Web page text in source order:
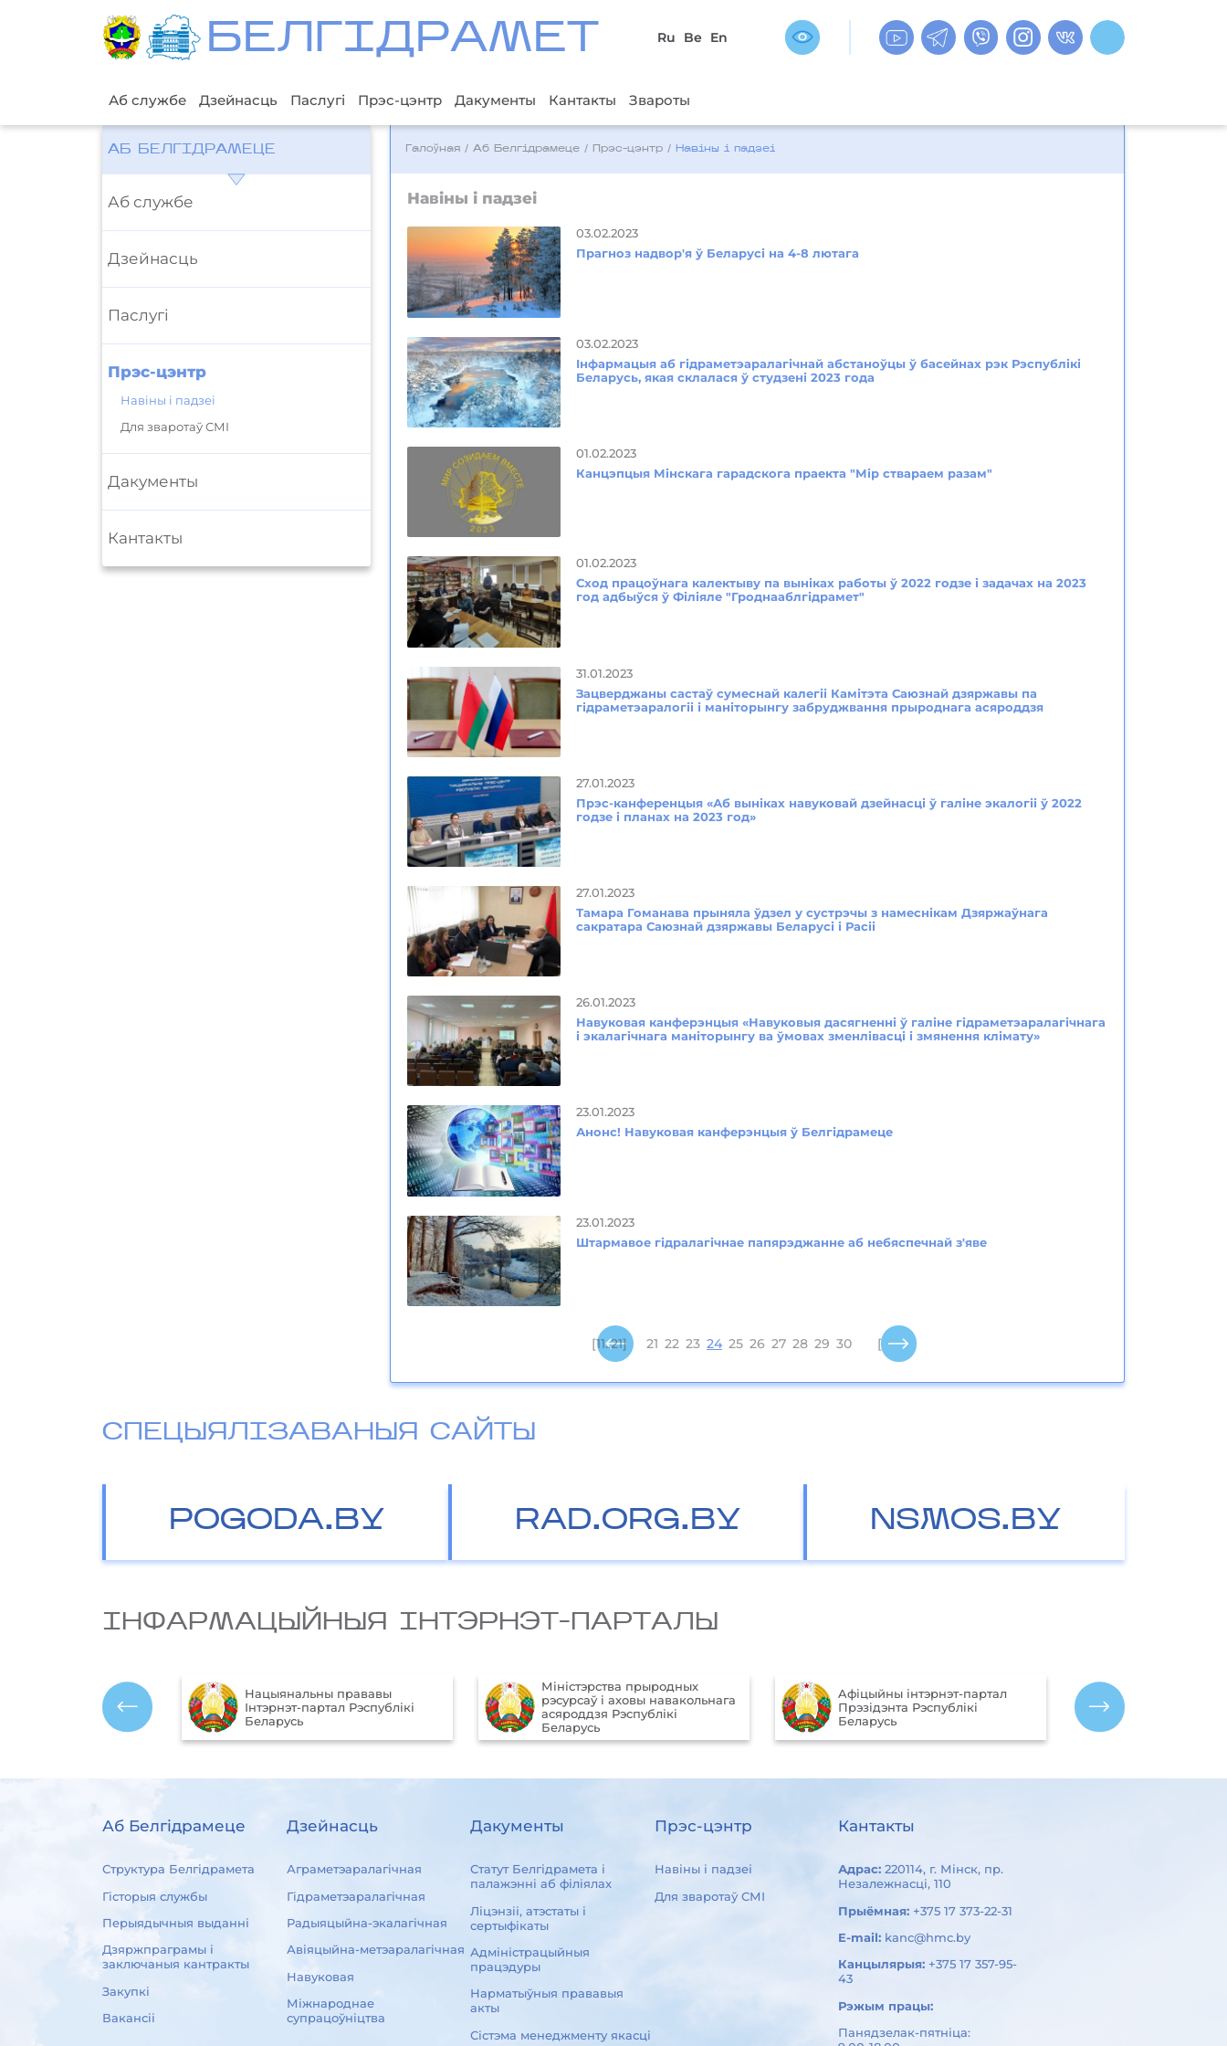
БЕЛГIДРAМЕТ Ru Be En
Аб службе Дзейнасць Паслугі Прэс-цэнтр Дакументы Кантакты Звароты
АБ БЕЛГІДРАМЕЦЕ
Аб службе
Дзейнасць
Паслугі
Прэс-цэнтр
Навіны і падзеі
Для зваротаў СМІ
Дакументы
Кантакты
Галоўная /Аб Белгідрамеце / Прэс-цэнтр / Навіны і падзеі
Навіны і падзеі
03.02.2023
Прагноз надвор'я ў Беларусі на 4-8 лютага
03.02.2023
Інфармацыя аб гідраметэаралагічнай абстаноўцы ў басейнах рэк Рэспублікі
Беларусь, якая склалася ў студзені 2023 года
01.02.2023
Канцэпцыя Мінскага гарадскога праекта "Мір ствараем разам"
01.02.2023
Сход працоўнага калектыву па выніках работы ў 2022 годзе і задачах на 2023
год адбыўся ў Філіяле "Гроднааблгідрамет"
31.01.2023
Зацверджаны састаў сумеснай калегіі Камітэта Саюзнай дзяржавы па
гідраметэаралогіі і маніторынгу забруджвання прыроднага асяроддзя
27.01.2023
Прэс-канференцыя «Аб выніках навуковай дзейнасці ў галіне экалогіі ў 2022
годзе і планах на 2023 год»
27.01.2023
Тамара Гоманава прыняла ўдзел у сустрэчы з намеснікам Дзяржаўнага
сакратара Саюзнай дзяржавы Беларусі і Расіі
26.01.2023
Навуковая канферэнцыя «Навуковыя дасягненні ў галіне гідраметэаралагічнага
і экалагічнага маніторынгу ва ўмовах зменлівасці і змянення клімату»
23.01.2023
Анонс! Навуковая канферэнцыя ў Белгідрамеце
23.01.2023
Штармавое гідралагічнае папярэджанне аб небяспечнай з'яве
[11..21] 21 22 23 24 25 26 27 28 29 30 [31..41]
СПЕЦЫЯЛІЗАВАНЫЯ САЙТЫ
POGODA.BY RAD.ORG.BY NSMOS.BY
IНФАРМАЦЫЙНЫЯ IНТЭРНЭТ-ПАРТАЛЫ
Беларусь
Нацыянальны прававы
Інтэрнэт-партал Рэспублікі
Беларусь
Міністэрства прыродных
рэсурсаў і аховы навакольнага
асяроддзя Рэспублікі
Беларусь
Aфiцыйны iнтэрнэт-партал
Прэзiдэнта Рэспублiкi
Беларусь
Аб Белгідрамеце
Структура Белгідрамета
Гісторыя службы
Перыядычныя выданні
Дзяржпраграмы і
заключаныя кантракты
Закупкі
Вакансіі
Дзейнасць
Аграметэаралагічная
Гідраметэаралагічная
Радыяцыйна-экалагічная
Авіяцыйна-метэаралагічная
Навуковая
Міжнароднае
супрацоўніцтва
Дакументы
Статут Белгідрамета і
палажэнні аб філіялах
Ліцэнзіі, атэстаты і
сертыфікаты
Адміністрацыйныя
працэдуры
Нарматыўныя прававыя
акты
Сістэма менеджменту якасці
Прэс-цэнтр
Навіны і падзеі
Для зваротаў СМІ
Кантакты
Адрас: 220114, г. Мінск, пр.
Незалежнасці, 110
Прыёмная: +375 17 373-22-31
E-mail: kanc@hmc.by
Канцылярыя: +375 17 357-95-
43
Рэжым працы:
Панядзелак-пятніца: